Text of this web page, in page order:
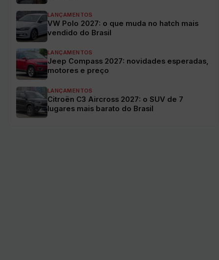
LANÇAMENTOS
VW Polo 2027: o que muda no hatch mais
vendido do Brasil
LANÇAMENTOS
Jeep Compass 2027: novidades esperadas,
motores e preço
LANÇAMENTOS
Citroën C3 Aircross 2027: o SUV de 7
lugares mais barato do Brasil